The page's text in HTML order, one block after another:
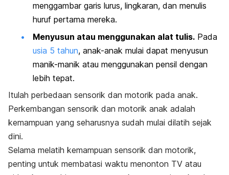
menggambar garis lurus, lingkaran, dan menulis
huruf pertama mereka.
Menyusun atau menggunakan alat tulis. Pada
usia 5 tahun, anak-anak mulai dapat menyusun
manik-manik atau menggunakan pensil dengan
lebih tepat.
Itulah perbedaan sensorik dan motorik pada anak.
Perkembangan sensorik dan motorik anak adalah
kemampuan yang seharusnya sudah mulai dilatih sejak
dini.
Selama melatih kemampuan sensorik dan motorik,
penting untuk membatasi waktu menonton TV atau